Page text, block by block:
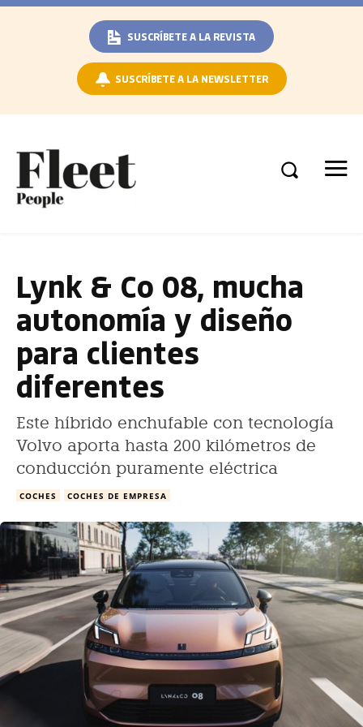
SUSCRÍBETE A LA REVISTA
SUSCRÍBETE A LA NEWSLETTER
Lynk & Co 08, mucha
autonomía y diseño
para clientes
diferentes
Este híbrido enchufable con tecnología
Volvo aporta hasta 200 kilómetros de
conducción puramente eléctrica
COCHES COCHES DE EMPRESA